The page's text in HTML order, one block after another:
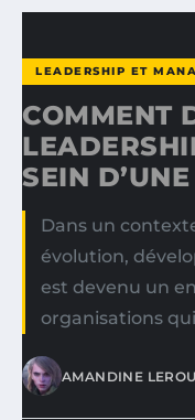
LEADERSHIP ET
COMMENT
SEIN
Dans un
évolution,
est devenu un
organisations
AMANDINE